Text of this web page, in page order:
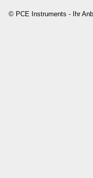
© PCE Instruments - Ihr